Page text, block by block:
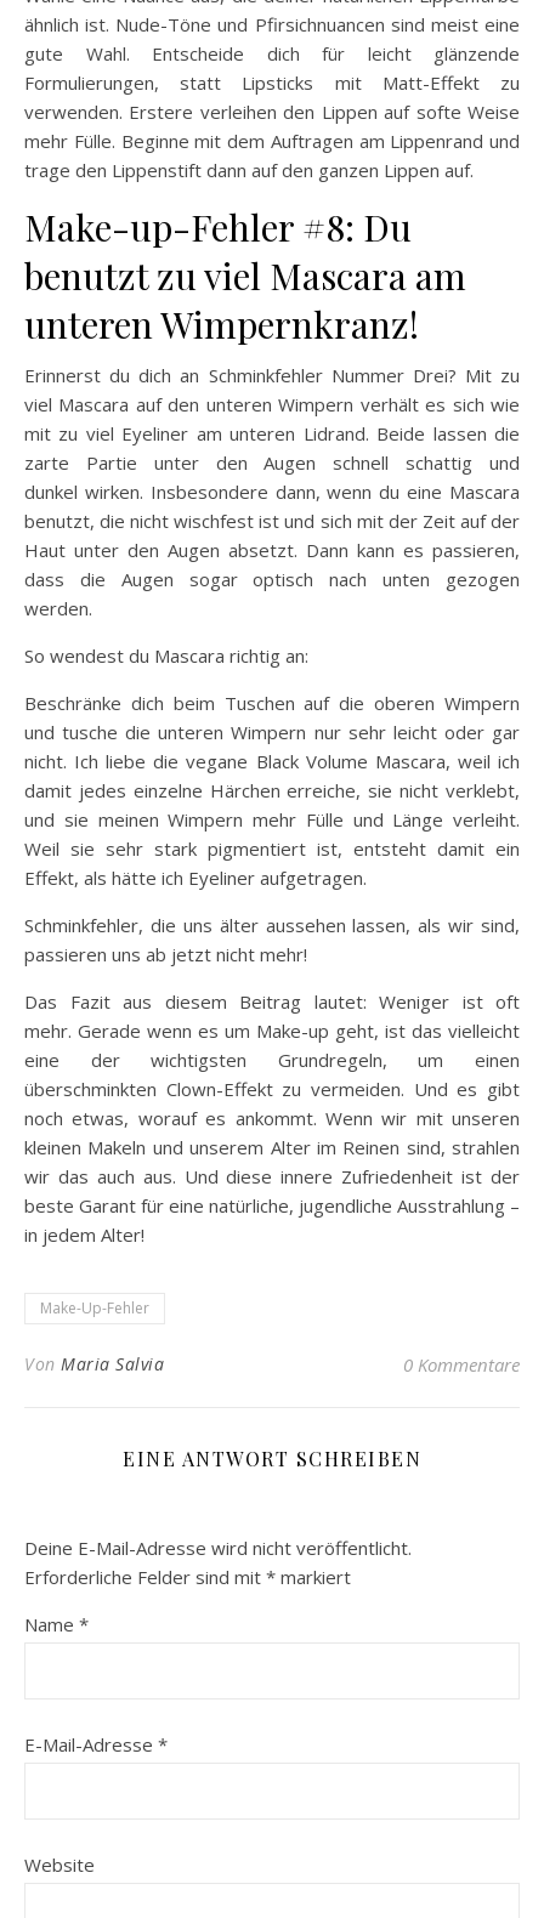
ähnlich ist. Nude-Töne und Pfirsichnuancen sind meist eine
gute Wahl. Entscheide dich für leicht glänzende
Formulierungen, statt Lipsticks mit Matt-Effekt zu
verwenden. Erstere verleihen den Lippen auf softe Weise
mehr Fülle. Beginne mit dem Auftragen am Lippenrand und
trage den Lippenstift dann auf den ganzen Lippen auf.
Make-up-Fehler #8: Du
benutzt zu viel Mascara am
unteren Wimpernkranz!
Erinnerst du dich an Schminkfehler Nummer Drei? Mit zu
viel Mascara auf den unteren Wimpern verhält es sich wie
mit zu viel Eyeliner am unteren Lidrand. Beide lassen die
zarte Partie unter den Augen schnell schattig und
dunkel wirken. Insbesondere dann, wenn du eine Mascara
benutzt, die nicht wischfest ist und sich mit der Zeit auf der
Haut unter den Augen absetzt. Dann kann es passieren,
dass die Augen sogar optisch nach unten gezogen
werden.
So wendest du Mascara richtig an:
Beschränke dich beim Tuschen auf die oberen Wimpern
und tusche die unteren Wimpern nur sehr leicht oder gar
nicht. Ich liebe die vegane Black Volume Mascara, weil ich
damit jedes einzelne Härchen erreiche, sie nicht verklebt,
und sie meinen Wimpern mehr Fülle und Länge verleiht.
Weil sie sehr stark pigmentiert ist, entsteht damit ein
Effekt, als hätte ich Eyeliner aufgetragen.
Schminkfehler, die uns älter aussehen lassen, als wir sind,
passieren uns ab jetzt nicht mehr!
Das Fazit aus diesem Beitrag lautet: Weniger ist oft
mehr. Gerade wenn es um Make-up geht, ist das vielleicht
eine der wichtigsten Grundregeln, um einen
überschminkten Clown-Effekt zu vermeiden. Und es gibt
noch etwas, worauf es ankommt. Wenn wir mit unseren
kleinen Makeln und unserem Alter im Reinen sind, strahlen
wir das auch aus. Und diese innere Zufriedenheit ist der
beste Garant für eine natürliche, jugendliche Ausstrahlung –
in jedem Alter!
Make-Up-Fehler
Von Maria Salvia 0 Kommentare
EINE ANTWORT SCHREIBEN
Deine E-Mail-Adresse wird nicht veröffentlicht.
Erforderliche Felder sind mit * markiert
Name *
E-Mail-Adresse *
Website